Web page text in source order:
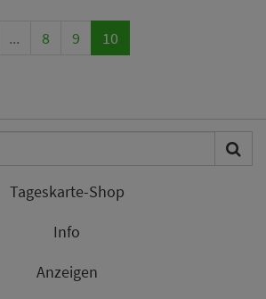
... 8 9 10
Tageskarte-Shop
Info
Anzeigen